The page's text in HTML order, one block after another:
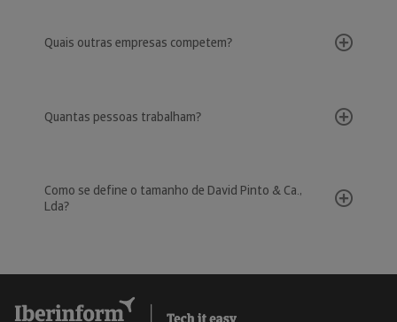
Quais outras empresas competem?
Quantas pessoas trabalham?
Como se define o tamanho de David Pinto & Ca.,
Lda?